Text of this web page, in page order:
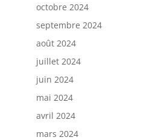
octobre 2024
septembre 2024
août 2024
juillet 2024
juin 2024
mai 2024
avril 2024
mars 2024